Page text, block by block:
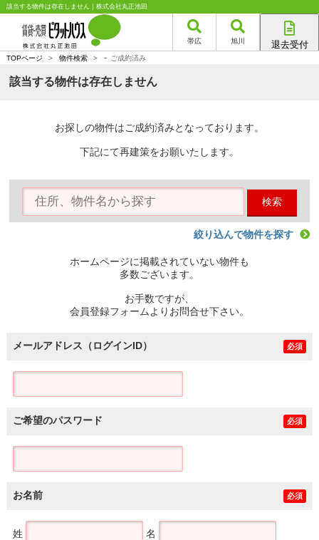
該当する物件は存在しません｜株式会社丸正池田
帯広 旭川 退去受付
TOPページ > 物件検索 > - ご成約済み
該当する物件は存在しません
お探しの物件はご成約済みとなっております。
下記にて再建策をお願いたします。
検索
絞り込んで物件を探す
ホームページに掲載されていない物件も
多数ございます。
お手数ですが、
会員登録フォームよりお問合せ下さい。
メールアドレス（ログインID） 必須
ご希望のパスワード 必須
お名前 必須
姓 名